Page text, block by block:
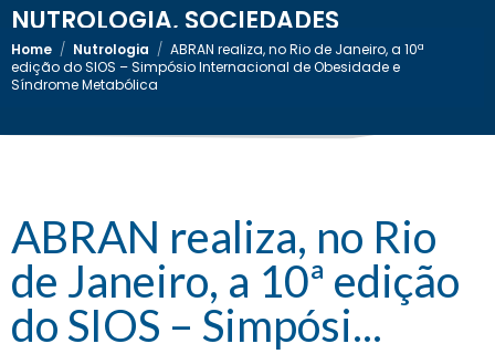
NUTROLOGIA, SOCIEDADES
Home / Nutrologia / ABRAN realiza, no Rio de Janeiro, a 10ª
edição do SIOS – Simpósio Internacional de Obesidade e
Síndrome Metabólica
ABRAN realiza, no Rio
de Janeiro, a 10ª edição
do SIOS – Simpósi...